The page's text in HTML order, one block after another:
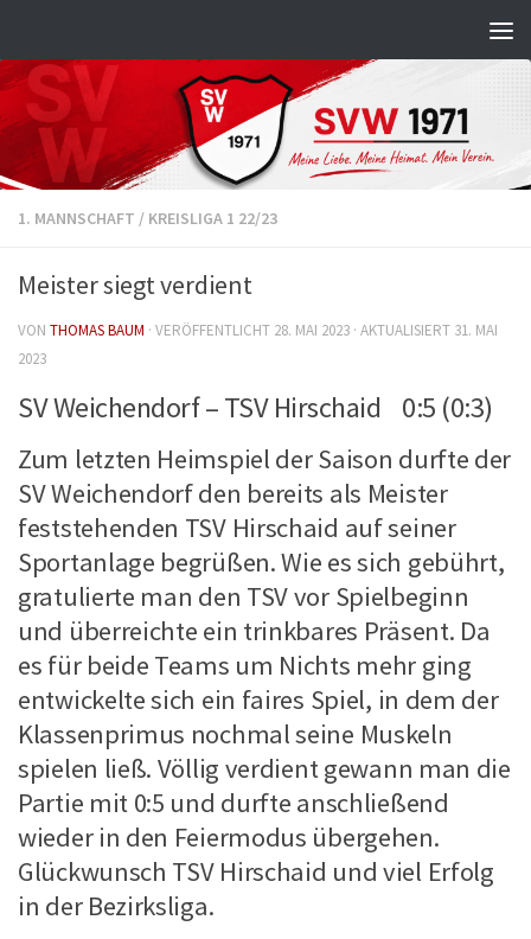
1. MANNSCHAFT / KREISLIGA 1 22/23
Meister siegt verdient
VON THOMAS BAUM · VERÖFFENTLICHT 28. MAI 2023 · AKTUALISIERT 31. MAI
2023
SV Weichendorf – TSV Hirschaid 0:5 (0:3)
Zum letzten Heimspiel der Saison durfte der
SV Weichendorf den bereits als Meister
feststehenden TSV Hirschaid auf seiner
Sportanlage begrüßen. Wie es sich gebührt,
gratulierte man den TSV vor Spielbeginn
und überreichte ein trinkbares Präsent. Da
es für beide Teams um Nichts mehr ging
entwickelte sich ein faires Spiel, in dem der
Klassenprimus nochmal seine Muskeln
spielen ließ. Völlig verdient gewann man die
Partie mit 0:5 und durfte anschließend
wieder in den Feiermodus übergehen.
Glückwunsch TSV Hirschaid und viel Erfolg
in der Bezirksliga.